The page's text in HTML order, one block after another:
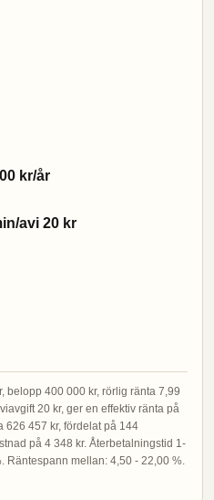
kr/år
avi 20 kr
belopp 400 000 kr, rörlig ränta 7,99
20 kr, ger en effektiv ränta på
626 457 kr, fördelat på 144
på 4 348 kr. Återbetalningstid 1-
Räntespann mellan: 4,50 - 22,00 %.